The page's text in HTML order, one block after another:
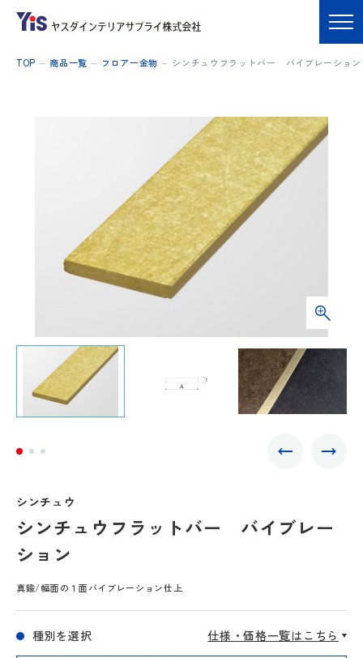
TOP 商品一覧 フロアー金物 シンチュウフラットバー バイブレーション
シンチュウ
シンチュウフラットバー バイブレー
ション
真鍮/幅面の１面バイブレーション仕上
仕様・価格一覧はこちら
種別を選択